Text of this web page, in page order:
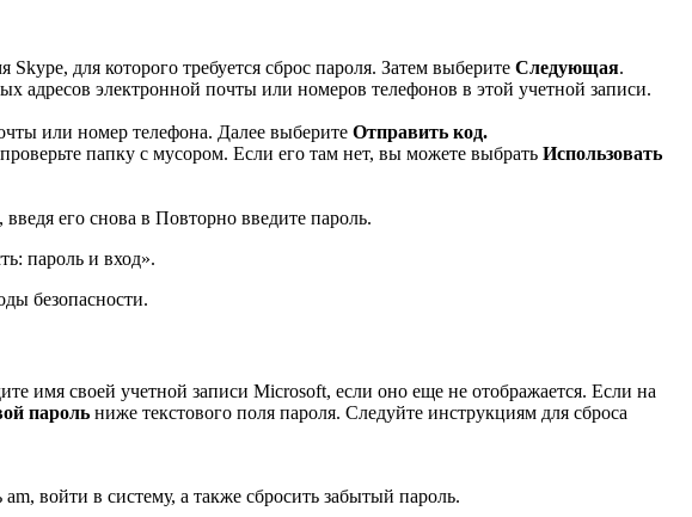
для которого требуется сброс пароля. Затем выберите Следующая.
адресов электронной почты или номеров телефонов в этой учетной записи.
или номер телефона. Далее выберите Отправить код.
папку с мусором. Если его там нет, вы можете выбрать Использовать
введя его снова в Повторно введите пароль.
пароль и вход».
безопасности.
имя своей учетной записи Microsoft, если оно еще не отображается. Если на
пароль ниже текстового поля пароля. Следуйте инструкциям для сброса
войти в систему, а также сбросить забытый пароль.